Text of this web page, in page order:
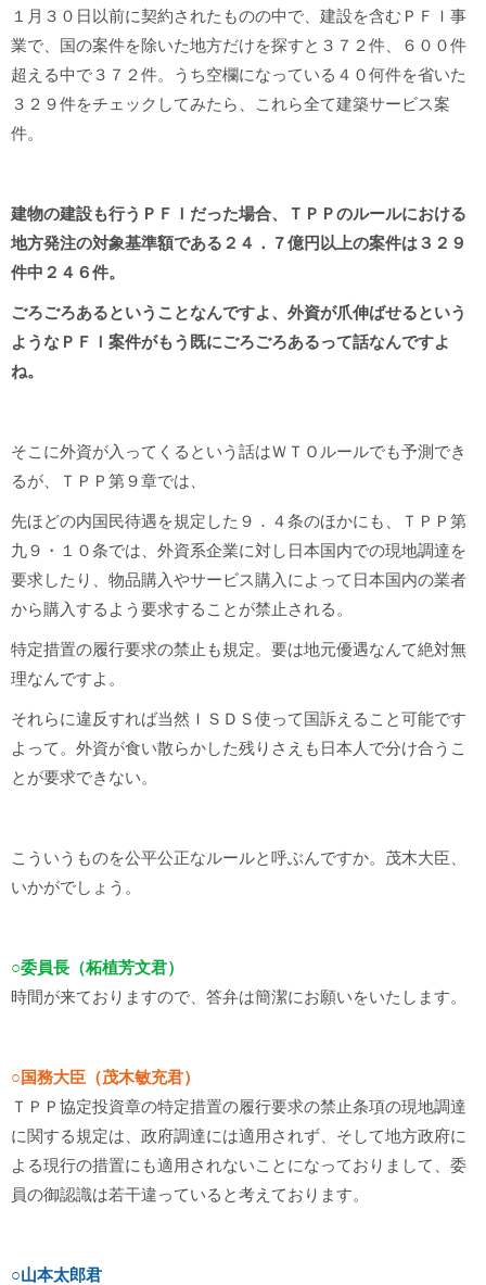
１月３０日以前に契約されたものの中で、建設を含むＰＦＩ事
業で、国の案件を除いた地方だけを探すと３７２件、６００件
超える中で３７２件。うち空欄になっている４０何件を省いた
３２９件をチェックしてみたら、これら全て建築サービス案
件。
建物の建設も行うＰＦＩだった場合、ＴＰＰのルールにおける
地方発注の対象基準額である２４．７億円以上の案件は３２９
件中２４６件。
ごろごろあるということなんですよ、外資が爪伸ばせるという
ようなＰＦＩ案件がもう既にごろごろあるって話なんですよ
ね。
そこに外資が入ってくるという話はＷＴＯルールでも予測でき
るが、ＴＰＰ第９章では、
先ほどの内国民待遇を規定した９．４条のほかにも、ＴＰＰ第
九９・１０条では、外資系企業に対し日本国内での現地調達を
要求したり、物品購入やサービス購入によって日本国内の業者
から購入するよう要求することが禁止される。
特定措置の履行要求の禁止も規定。要は地元優遇なんて絶対無
理なんですよ。
それらに違反すれば当然ＩＳＤＳ使って国訴えること可能です
よって。外資が食い散らかした残りさえも日本人で分け合うこ
とが要求できない。
こういうものを公平公正なルールと呼ぶんですか。茂木大臣、
いかがでしょう。
○委員長（柘植芳文君）
時間が来ておりますので、答弁は簡潔にお願いをいたします。
○国務大臣（茂木敏充君）
ＴＰＰ協定投資章の特定措置の履行要求の禁止条項の現地調達
に関する規定は、政府調達には適用されず、そして地方政府に
よる現行の措置にも適用されないことになっておりまして、委
員の御認識は若干違っていると考えております。
○山本太郎君